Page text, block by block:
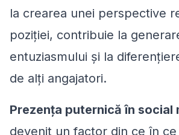
la crearea unei perspective
poziției, contribuie la
entuziasmului și la
de alți angajatori.
Prezența puternică în social
devenit un factor din ce în